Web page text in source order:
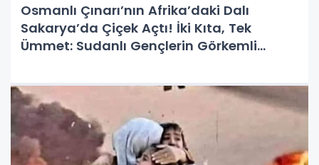
Osmanlı Çınarı’nın Afrika’daki Dalı
Sakarya’da Çiçek Açtı! İki Kıta, Tek
Ümmet: Sudanlı Gençlerin Görkemli